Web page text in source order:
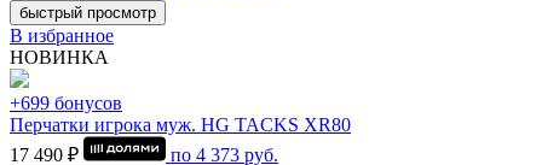
быстрый просмотр
В избранное
НОВИНКА
+699 бонусов
Перчатки игрока муж. HG TACKS XR80
17 490 ₽
по 4 373 руб.